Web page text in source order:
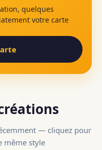
quelques
votre carte
— cliquez pour
même style